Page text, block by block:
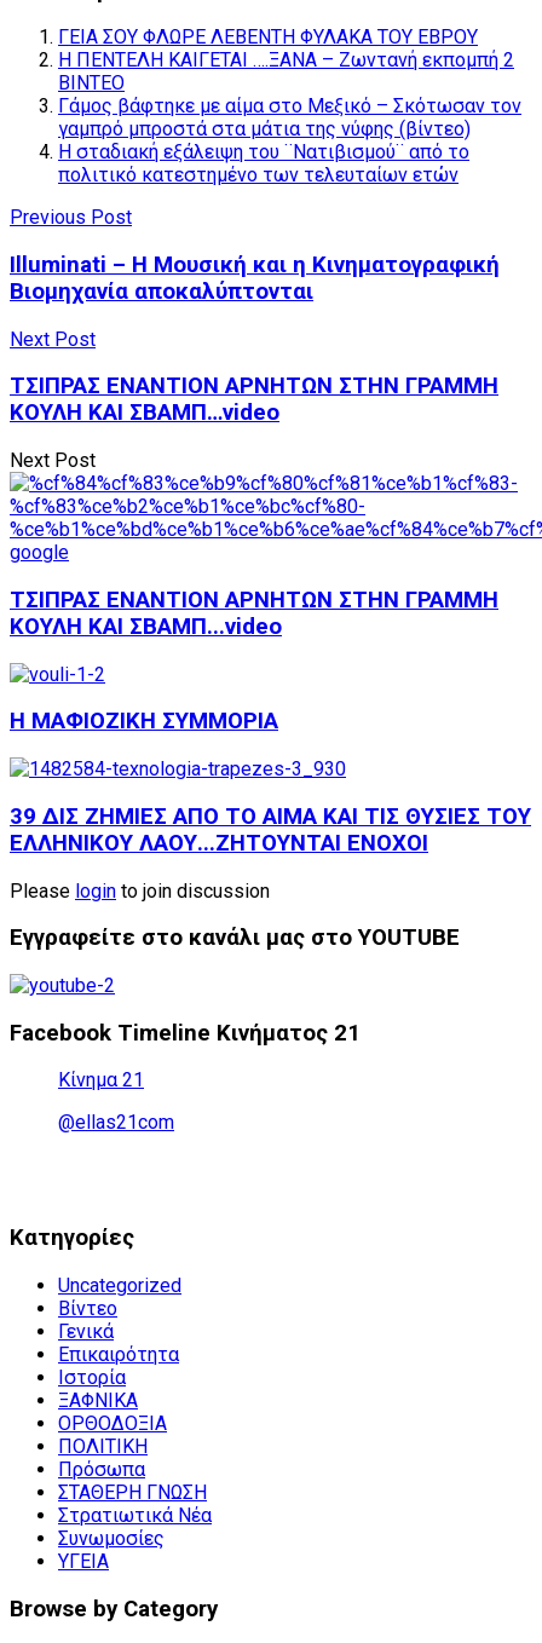
ΓΕΙΑ ΣΟΥ ΦΛΩΡΕ ΛΕΒΕΝΤΗ ΦΥΛΑΚΑ ΤΟΥ ΕΒΡΟΥ
Η ΠΕΝΤΕΛΗ ΚΑΙΓΕΤΑΙ ….ΞΑΝΑ – Ζωντανή εκπομπή 2
ΒΙΝΤΕΟ
Γάμος βάφτηκε με αίμα στο Μεξικό – Σκότωσαν τον
γαμπρό μπροστά στα μάτια της νύφης (βίντεο)
Η σταδιακή εξάλειψη του ¨Νατιβισμού¨ από το
πολιτικό κατεστημένο των τελευταίων ετών
Previous Post
Illuminati – Η Μουσική και η Κινηματογραφική
Βιομηχανία αποκαλύπτονται
Next Post
ΤΣΙΠΡΑΣ ΕΝΑΝΤΙΟΝ ΑΡΝΗΤΩΝ ΣΤΗΝ ΓΡΑΜΜΗ
ΚΟΥΛΗ ΚΑΙ ΣΒΑΜΠ…video
Next Post
ΤΣΙΠΡΑΣ ΕΝΑΝΤΙΟΝ ΑΡΝΗΤΩΝ ΣΤΗΝ ΓΡΑΜΜΗ
ΚΟΥΛΗ ΚΑΙ ΣΒΑΜΠ...video
Η ΜΑΦΙΟΖΙΚΗ ΣΥΜΜΟΡΙΑ
39 ΔΙΣ ΖΗΜΙΕΣ ΑΠΟ ΤΟ ΑΙΜΑ ΚΑΙ ΤΙΣ ΘΥΣΙΕΣ ΤΟΥ
ΕΛΛΗΝΙΚΟΥ ΛΑΟΥ...ΖΗΤΟΥΝΤΑΙ ΕΝΟΧΟΙ
Please login to join discussion
Εγγραφείτε στο κανάλι μας στο YOUTUBE
Facebook Timeline Κινήματος 21
Κίνημα 21
@ellas21com
Kατηγορίες
Uncategorized
Βίντεο
Γενικά
Επικαιρότητα
Ιστορία
ΞΑΦΝΙΚΑ
ΟΡΘΟΔΟΞΙΑ
ΠΟΛΙΤΙΚΗ
Πρόσωπα
ΣΤΑΘΕΡΗ ΓΝΩΣΗ
Στρατιωτικά Νέα
Συνωμοσίες
ΥΓΕΙΑ
Browse by Category